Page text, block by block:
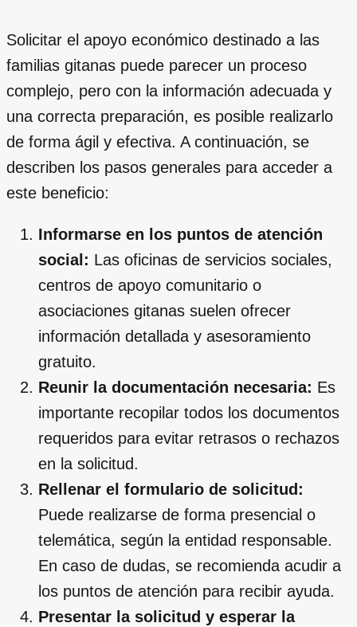
Solicitar el apoyo económico destinado a las
familias gitanas puede parecer un proceso
complejo, pero con la información adecuada y
una correcta preparación, es posible realizarlo
de forma ágil y efectiva. A continuación, se
describen los pasos generales para acceder a
este beneficio:
Informarse en los puntos de atención
social: Las oficinas de servicios sociales,
centros de apoyo comunitario o
asociaciones gitanas suelen ofrecer
información detallada y asesoramiento
gratuito.
Reunir la documentación necesaria: Es
importante recopilar todos los documentos
requeridos para evitar retrasos o rechazos
en la solicitud.
Rellenar el formulario de solicitud:
Puede realizarse de forma presencial o
telemática, según la entidad responsable.
En caso de dudas, se recomienda acudir a
los puntos de atención para recibir ayuda.
Presentar la solicitud y esperar la